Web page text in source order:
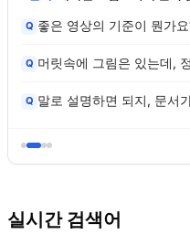
Q 좋은 영상의 기준이 뭔가
Q 머릿속에 그림은 있는데,
Q 말로 설명하면 되지, 문서
실시간 검색어